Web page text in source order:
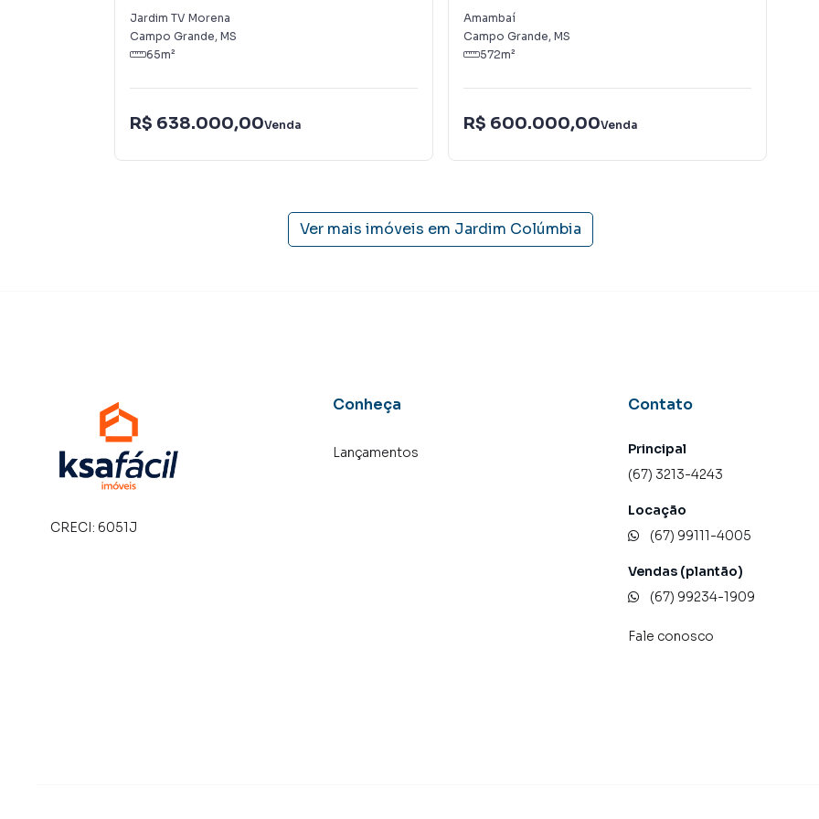
Jardim TV Morena
Campo Grande, MS
65m²
R$ 638.000,00Venda
Amambaí
Campo Grande, MS
572m²
R$ 600.000,00Venda
Ver mais imóveis em Jardim Colúmbia
CRECI: 6051J
Conheça
Lançamentos
Contato
Principal
(67) 3213-4243
Locação
(67) 99111-4005
Vendas (plantão)
(67) 99234-1909
Fale conosco